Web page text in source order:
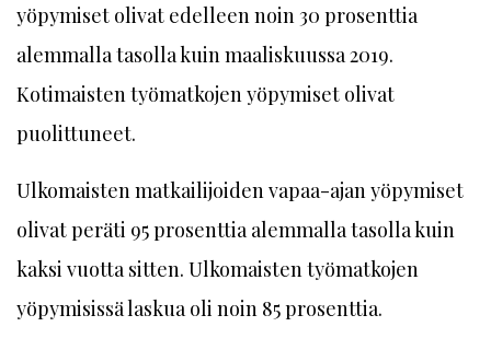
yöpymiset olivat edelleen noin 30 prosenttia
alemmalla tasolla kuin maaliskuussa 2019.
Kotimaisten työmatkojen yöpymiset olivat
puolittuneet.
Ulkomaisten matkailijoiden vapaa-ajan yöpymiset
olivat peräti 95 prosenttia alemmalla tasolla kuin
kaksi vuotta sitten. Ulkomaisten työmatkojen
yöpymisissä laskua oli noin 85 prosenttia.